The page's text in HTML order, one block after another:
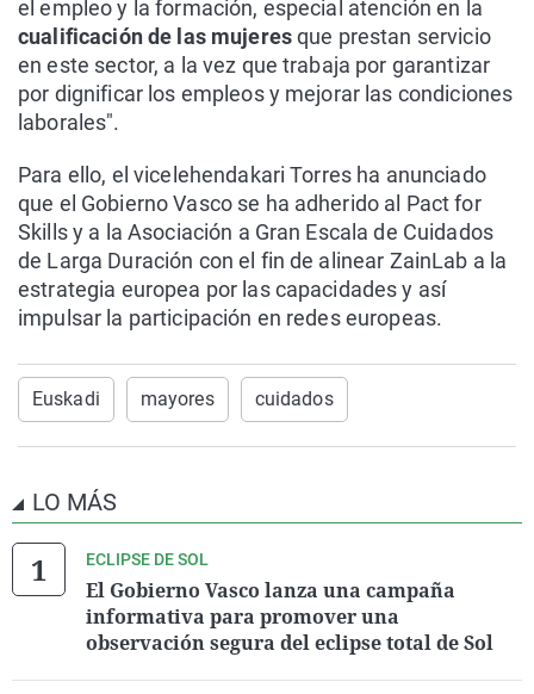
el empleo y la formación, especial atención en la
cualificación de las mujeresque prestan servicio
en este sector, a la vez que trabaja por garantizar
por dignificar los empleos y mejorar las condiciones
laborales".
Para ello, el vicelehendakari Torres ha anunciado
que el Gobierno Vasco se ha adherido al Pact for
Skills y a la Asociación a Gran Escala de Cuidados
de Larga Duración con el fin de alinear ZainLab a la
estrategia europea por las capacidades y así
impulsar la participación en redes europeas.
Euskadi mayores cuidados
LO MÁS
ECLIPSE DE SOL
El Gobierno Vasco lanza una campaña
informativa para promover una
observación segura del eclipse total de Sol